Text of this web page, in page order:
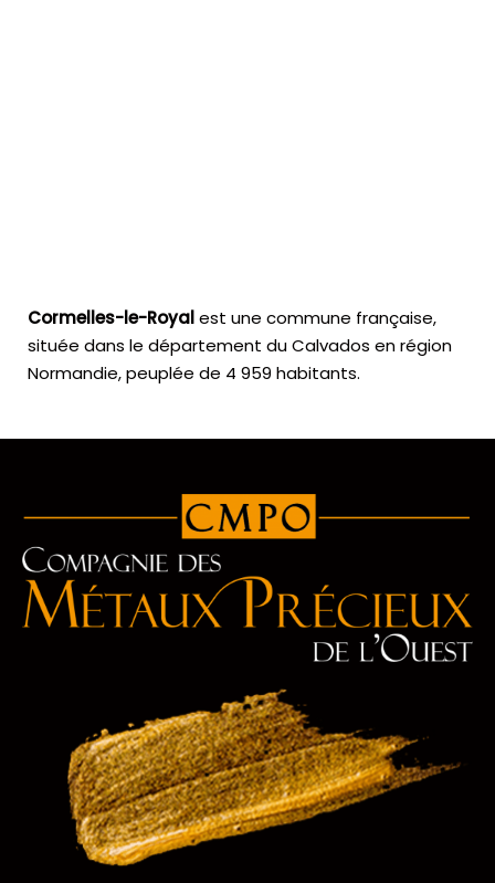
Cormelles-le-Royalest une commune française,
située dans le département du Calvados en région
Normandie, peuplée de 4 959 habitants.